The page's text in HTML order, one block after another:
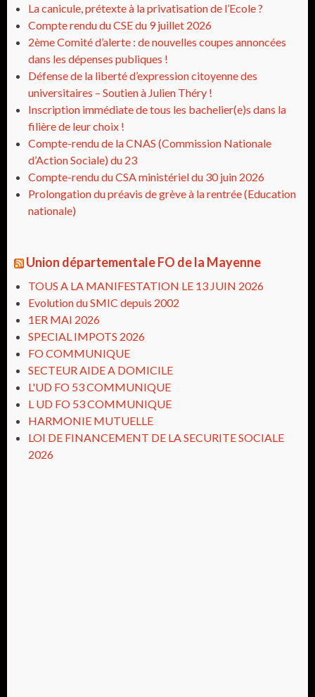
La canicule, prétexte à la privatisation de l’Ecole ?
Compte rendu du CSE du 9 juillet 2026
2ème Comité d’alerte : de nouvelles coupes annoncées
dans les dépenses publiques !
Défense de la liberté d’expression citoyenne des
universitaires – Soutien à Julien Théry !
Inscription immédiate de tous les bachelier(e)s dans la
filière de leur choix !
Compte-rendu de la CNAS (Commission Nationale
d’Action Sociale) du 23
Compte-rendu du CSA ministériel du 30 juin 2026
Prolongation du préavis de grève à la rentrée (Education
nationale)
Union départementale FO de la Mayenne
TOUS A LA MANIFESTATION LE 13 JUIN 2026
Evolution du SMIC depuis 2002
1ER MAI 2026
SPECIAL IMPOTS 2026
FO COMMUNIQUE
SECTEUR AIDE A DOMICILE
L'UD FO 53 COMMUNIQUE
L UD FO 53 COMMUNIQUE
HARMONIE MUTUELLE
LOI DE FINANCEMENT DE LA SECURITE SOCIALE
2026